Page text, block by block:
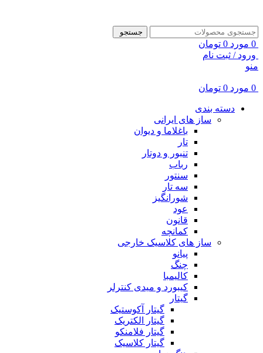
جستجو
0 مورد 0 تومان
ورود / ثبت نام
منو
0 مورد 0 تومان
دسته بندی
ساز های ایرانی
باغلاما و دیوان
تار
تنبور و دوتار
رباب
سنتور
سه تار
شورانگیز
عود
قانون
کمانچه
ساز های کلاسیک خارجی
پیانو
چنگ
کالیمبا
کیبورد و میدی کنترلر
گیتار
گیتار آکوستیک
گیتار الکتریک
گیتار فلامنکو
گیتار کلاسیک